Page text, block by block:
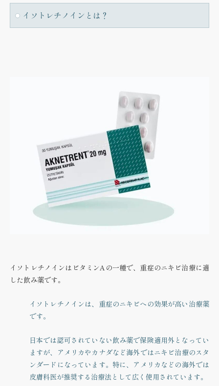
イソトレチノインとは？
イソトレチノインはビタミンAの一種で、重症のニキビ治療に適
した飲み薬です。
イソトレチノインは、重症のニキビへの効果が高い治療薬
です。
日本では認可されていない飲み薬で保険適用外となってい
ますが、アメリカやカナダなど海外ではニキビ治療のスタ
ンダードになっています。特に、アメリカなどの海外では
皮膚科医が推奨する治療法として広く使用されています。